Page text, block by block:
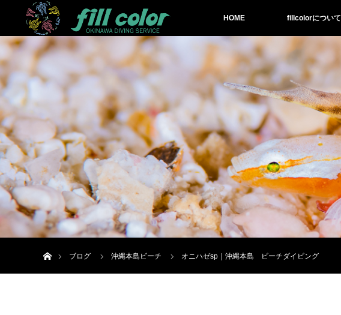
HOME fillcolorについて
ブログ
沖縄本島ビーチ オニハゼsp｜沖縄本島 ビーチダイビング